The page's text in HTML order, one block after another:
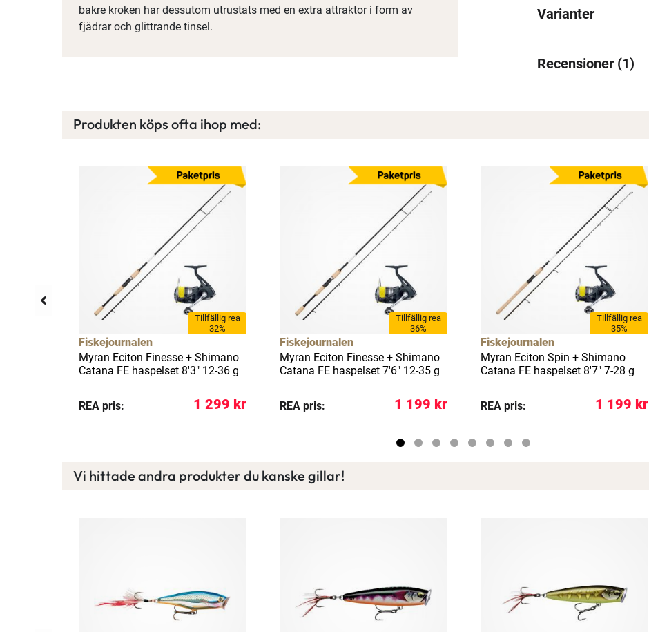
Ett exklusivt medlemskap med många förmåner.
Bättre priser, fri frakt på alla ordrar, bonuscheck varje månad
och mycket mer. Spara tusenlappar idag!
Läs mer här
bakre kroken har dessutom utrustats med en extra attraktor i form av
fjädrar och glittrande tinsel.
Varianter
Recensioner 1
Produkten köps ofta ihop med:
Tillfällig rea
32%
Fiskejournalen
Myran Eciton Finesse + Shimano
Catana FE haspelset 8'3" 12-36 g
REA pris: 1 299 kr
Tillfällig rea
36%
Fiskejournalen
Myran Eciton Finesse + Shimano
Catana FE haspelset 7'6" 12-35 g
REA pris: 1 199 kr
Tillfällig rea
35%
Fiskejournalen
Myran Eciton Spin + Shimano
Catana FE haspelset 8'7" 7-28 g
REA pris: 1 199 kr
Vi hittade andra produkter du kanske gillar!